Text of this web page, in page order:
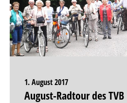
1. August 2017
August-Radtour des TVB